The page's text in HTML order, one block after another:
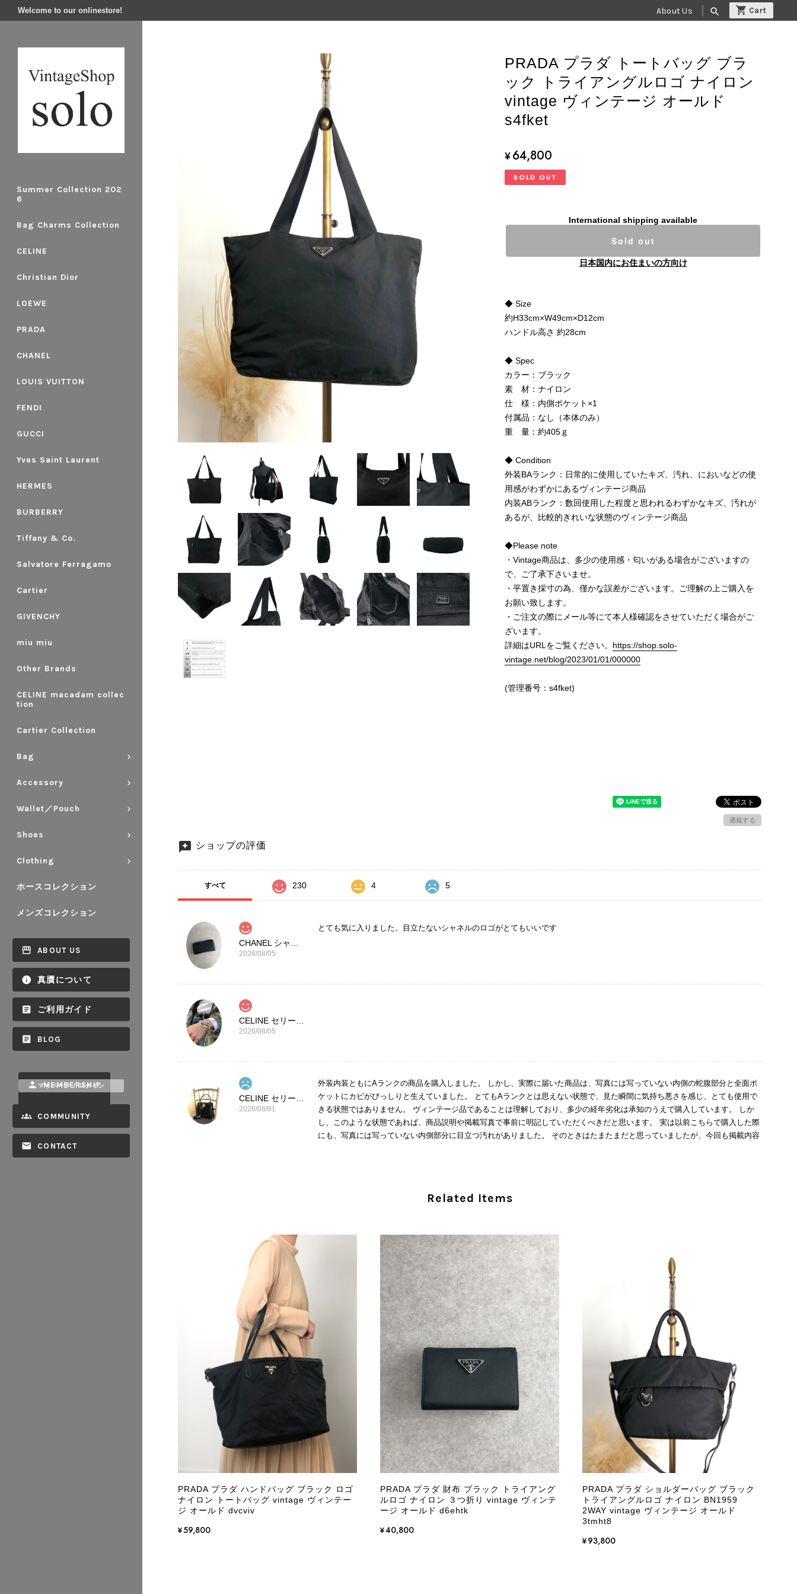
Welcome to our onlinestore! About Us search
Summer Collection 202
6
Bag Charms Collection
CELINE
Christian Dior
LOEWE
PRADA
CHANEL
LOUIS VUITTON
FENDI
GUCCI
Yves Saint Laurent
HERMES
BURBERRY
Tiffany & Co.
Salvatore Ferragamo
Cartier
GIVENCHY
miu miu
Other Brands
CELINE macadam collec
tion
Cartier Collection
Bag
Accessory
Wallet／Pouch
Shoes
Clothing
ホースコレクション
メンズコレクション
ABOUT US
真贋について
ご利用ガイド
BLOG
MEMBERSHIP
マイページ / ログイン
COMMUNITY
CONTACT
PRADA プラダ トートバッグ ブラ
ック トライアングルロゴ ナイロン
vintage ヴィンテージ オールド
s4fket
¥64,800
SOLD OUT
International shipping available
Sold out
日本国内にお住まいの方向け
◆ Size
約H33cm×W49cm×D12cm
ハンドル高さ 約28cm
◆ Spec
カラー：ブラック
素 材：ナイロン
仕 様：内側ポケット×1
付属品：なし（本体のみ）
重 量：約405ｇ
◆ Condition
外装BAランク：日常的に使用していたキズ、汚れ、においなどの使
用感がわずかにあるヴィンテージ商品
内装ABランク：数回使用した程度と思われるわずかなキズ、汚れが
あるが、比較的きれいな状態のヴィンテージ商品
◆Please note
・Vintage商品は、多少の使用感・匂いがある場合がございますの
で、ご了承下さいませ。
・平置き採寸の為、僅かな誤差がございます。ご理解の上ご購入を
お願い致します。
・ご注文の際にメール等にて本人様確認をさせていただく場合がご
ざいます。
詳細はURLをご覧ください。 https://shop.solo-
vintage.net/blog/2023/01/01/000000
(管理番号：s4fket)
通報する
ショップの評価
すべて 230 4 5
2026/08/05
とても気に入りました、目立たないシャネルのロゴがとてもいいです
2026/08/05
2026/08/01
外装内装ともにAランクの商品を購入しました。 しかし、実際に届いた商品は、写真には写っていない内側の蛇腹部分と全面ポ
ケットにカビがびっしりと生えていました。 とてもAランクとは思えない状態で、見た瞬間に気持ち悪さを感じ、とても使用で
きる状態ではありません。 ヴィンテージ品であることは理解しており、多少の経年劣化は承知のうえで購入しています。 しか
し、このような状態であれば、商品説明や掲載写真で事前に明記していただくべきだと思います。 実は以前こちらで購入した際
にも、写真には写っていない内側部分に目立つ汚れがありました。 そのときはたまたまだと思っていましたが、今回も掲載内容
回の商品につきましては、当店よりご連絡のうえ、返品・返金を含め、責任をもって対応してまいります。
バッグは、外装と内装をそれぞれ確認し、個別にランクを表示しております。これは、外観の印象だけで商品
の状態全体を判断しないためです。また、確認できた汚れやダメージは、写真や商品説明に反映しておりま
す。 ご不快な思いをされた中で、率直なご意見をお寄せいただきましたことに感謝申し上げます。今回のご
指摘を重く受け止め、まずは商品の状態を丁寧に確認させていただきます。 掲載内容では分からない状態が
確認された場合には、当店の検品時の見落としとして真摯に受け止め、検品方法と状態の伝え方を改めて見直
し、全スタッフで共有してまいります。 オンラインでも安心して商品をお選びいただけるよう、より正確な
状態確認とご案内に努めてまいります。
商品が直ぐに届きました。思った以上に素敵なお品でした。またご縁が有りましたら宜しくお願い致します。
この度はご購入いただき、そして素敵なレビューをありがとうございます。 商品を無事にお受け取りいただ
き、また迅速にお届けできたとのこと、大変安心いたしました！ さらに、「思った以上に素敵なお品でし
た」とのお言葉をいただき、スタッフ一同とても嬉しく、何よりの励みになります。 ぜひこちらの商品を末
永くご愛用いただけましたら幸いです。 また気になる商品やご不明な点などございましたら、いつでもお気
軽にご相談ください。 またご縁がございましたら、ぜひよろしくお願いいたします。 VintageShop solo
Related Items
PRADA プラダ ハンドバッグ ブラック ロゴ
ナイロン トートバッグ vintage ヴィンテー
ジ オールド dvcviv
¥59,800
PRADA プラダ 財布 ブラック トライアング
ルロゴ ナイロン ３つ折り vintage ヴィンテ
ージ オールド d6ehtk
¥40,800
PRADA プラダ ショルダーバッグ ブラック
トライアングルロゴ ナイロン BN1959
2WAY vintage ヴィンテージ オールド
3tmht8
¥93,800